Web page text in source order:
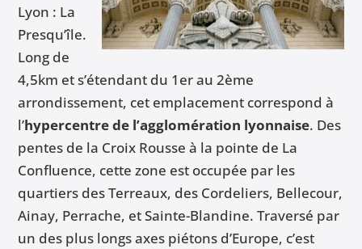
Lyon : La
Presqu’île.
Long de
4,5km et s’étendant du 1er au 2ème
arrondissement, cet emplacement correspond à
l’hypercentre de l’agglomération lyonnaise. Des
pentes de la Croix Rousse à la pointe de La
Confluence, cette zone est occupée par les
quartiers des Terreaux, des Cordeliers, Bellecour,
Ainay, Perrache, et Sainte-Blandine. Traversé par
un des plus longs axes piétons d’Europe, c’est